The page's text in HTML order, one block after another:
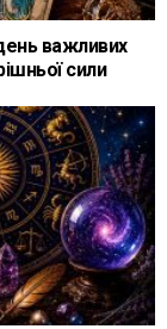
важливих
сили